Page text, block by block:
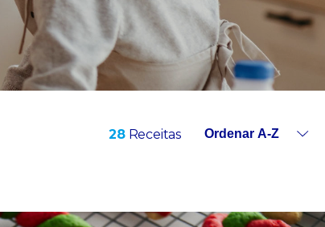
28Receitas